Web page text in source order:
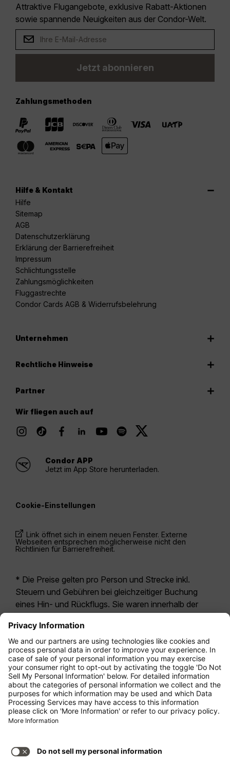
Attraktive Flugangebote, exklusive Rabatt-Aktionen
sowie spannende Neuigkeiten aus der Condor-Welt.
Jetzt abonnieren
Zahlungsmethoden
Hilfe & Kontakt
Hilfe
Sitemap
AGB
Datenschutzerklärung
Erklärung der Barrierefreiheit
Impressum
Schlichtungsstelle
Zahlungsmöglichkeiten
Fluggastrechte
Condor Cards AGB & Widerrufsbelehrung
Unternehmen
Rechtliche Hinweise
Partner
Wir fliegen auch auf
Condor APP
Jetzt im App Store herunterladen.
Cookie-Einstellungen
Link öffnet sich in einem neuen Fenster. Externe
Webseiten entsprechen möglicherweise nicht den
Richtlinien für Barrierefreiheit.
* Die Preise gelten pro Person und Strecke inkl.
Steuern und Gebühren bei gleichzeitiger Buchung
eines Hin- und Rückflugs. Sie waren innerhalb der
letzten 24 Stunden verfügbar und sind
möglicherweise nicht mehr aktuell. Bei den für die
Economy Class angegebenen Tarifen handelt es
sich i.d.R. um Economy Zero, unsere restriktivste
Tarifoption. Es können hierfür zusätzliche Gebühren
fürAufgabegepäckoder für andere optionale
Leistungen anfallen. Es gelten dieAllgemeinen
Geschäftsbedingungen .